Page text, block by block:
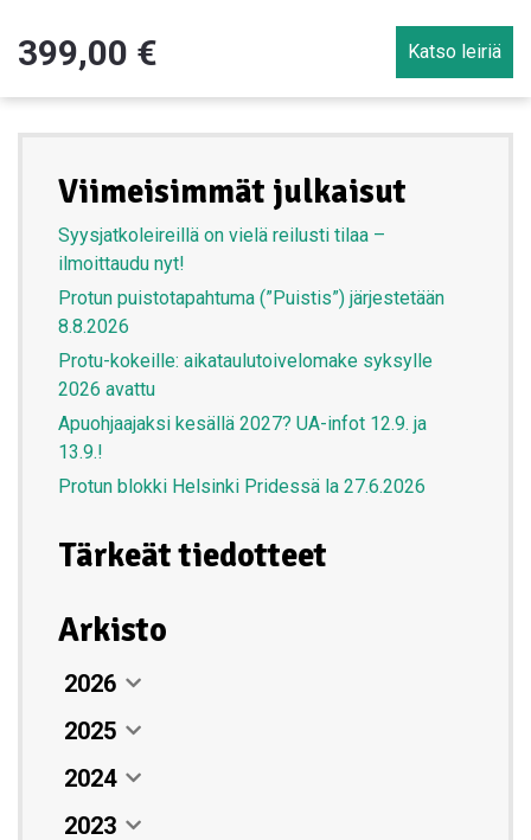
399,00 € Katso leiriä
Viimeisimmät julkaisut
Syysjatkoleireillä on vielä reilusti tilaa –
ilmoittaudu nyt!
Protun puistotapahtuma (”Puistis”) järjestetään
8.8.2026
Protu-kokeille: aikataulutoivelomake syksylle
2026 avattu
Apuohjaajaksi kesällä 2027? UA-infot 12.9. ja
13.9.!
Protun blokki Helsinki Pridessä la 27.6.2026
Tärkeät tiedotteet
Arkisto
2026
Elokuu
05. elokuun 2026
ilmoittaudu nyt!
Heinäkuu
26. heinäkuun 2026
Kesäkuu
2025
Joulukuu
12. joulukuun 2025
Marraskuu
2024
Joulukuu
2023